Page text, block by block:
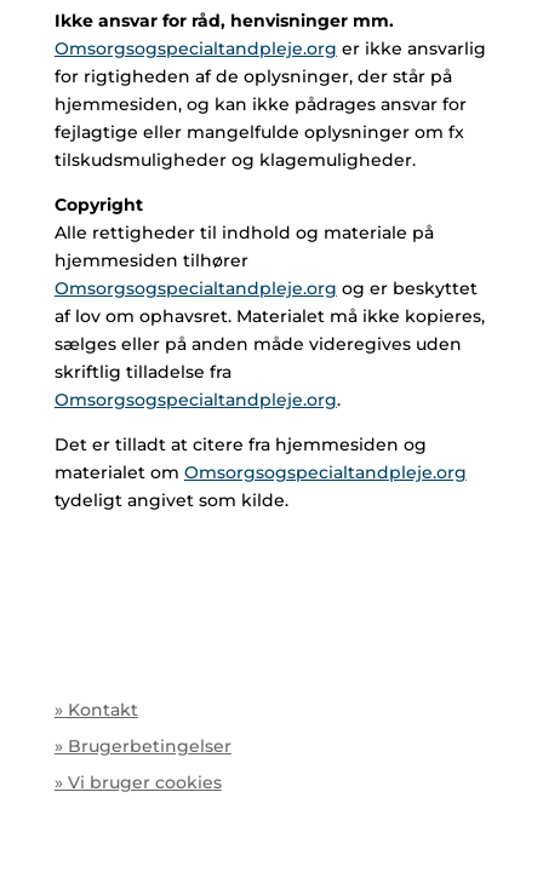
Ikke ansvar for råd, henvisninger mm.
Omsorgsogspecialtandpleje.org er ikke ansvarlig
for rigtigheden af de oplysninger, der står på
hjemmesiden, og kan ikke pådrages ansvar for
fejlagtige eller mangelfulde oplysninger om fx
tilskudsmuligheder og klagemuligheder.
Copyright
Alle rettigheder til indhold og materiale på
hjemmesiden tilhører
Omsorgsogspecialtandpleje.org og er beskyttet
af lov om ophavsret. Materialet må ikke kopieres,
sælges eller på anden måde videregives uden
skriftlig tilladelse fra
Omsorgsogspecialtandpleje.org.
Det er tilladt at citere fra hjemmesiden og
materialet om Omsorgsogspecialtandpleje.org
tydeligt angivet som kilde.
» Kontakt
» Brugerbetingelser
» Vi bruger cookies